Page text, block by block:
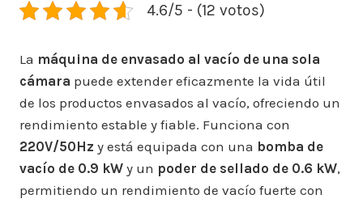
4.6/5 - (12 votos)
La máquina de envasado al vacío de una sola
cámara puede extender eficazmente la vida útil
de los productos envasados al vacío, ofreciendo un
rendimiento estable y fiable. Funciona con
220V/50Hz y está equipada con una bomba de
vacío de 0.9 kW y un poder de sellado de 0.6 kW,
permitiendo un rendimiento de vacío fuerte con